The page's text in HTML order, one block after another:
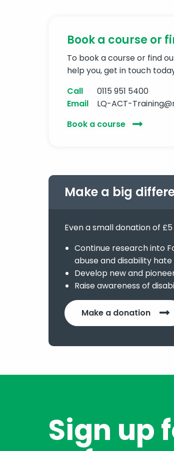
Book a course or
To book a course or find
help you, get in touch
Call
0115 951 5400
Email
LQ-ACT-
Book a course
Make a big
Even a small donation of
Continue research into
abuse and disability
Develop new and
Raise awareness of
Make a donation
Sign up